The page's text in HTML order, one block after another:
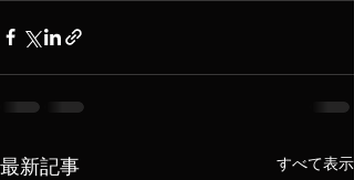
最新記事 すべて表示